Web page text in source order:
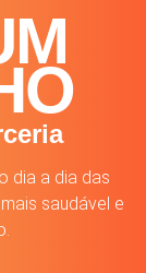
dia a dia das
saudável e